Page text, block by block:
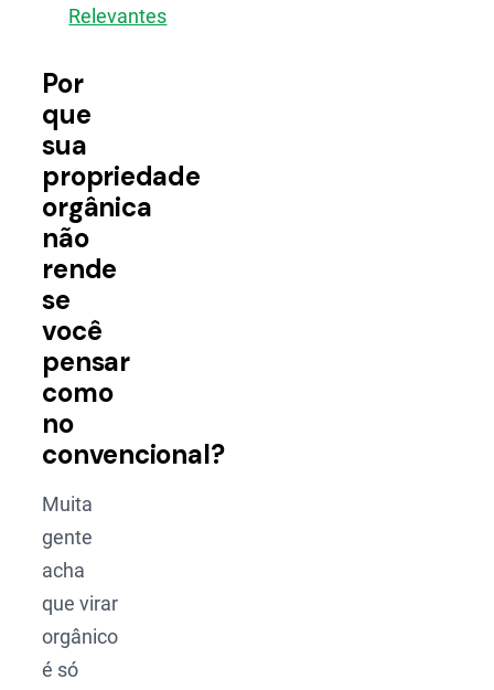
Relevantes
Por
que
sua
propriedade
orgânica
não
rende
se
você
pensar
como
no
convencional?
Muita
gente
acha
que virar
orgânico
é só